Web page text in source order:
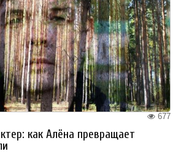
677
как Алёна превращает